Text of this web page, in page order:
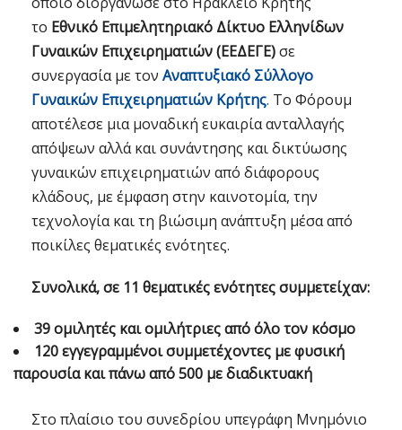
το Εθνικό Επιμελητηριακό Δίκτυο Ελληνίδων
Γυναικών Επιχειρηματιών (ΕΕΔΕΓΕ)σε
συνεργασία με τον Αναπτυξιακό Σύλλογο
Γυναικών Επιχειρηματιών Κρήτης. Το Φόρουμ
αποτέλεσε μια μοναδική ευκαιρία ανταλλαγής
απόψεων αλλά και συνάντησης και δικτύωσης
γυναικών επιχειρηματιών από διάφορους
κλάδους, με έμφαση στην καινοτομία, την
τεχνολογία και τη βιώσιμη ανάπτυξη μέσα από
ποικίλες θεματικές ενότητες.
Συνολικά, σε 11 θεματικές ενότητες συμμετείχαν:
39 ομιλητές και ομιλήτριες από όλο τον κόσμο
120 εγγεγραμμένοι συμμετέχοντες με φυσική
παρουσία και πάνω από 500 με διαδικτυακή
Στο πλαίσιο του συνεδρίου υπεγράφη Μνημόνιο